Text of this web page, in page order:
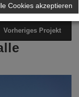
Nächstes Projekt
Vorheriges Projekt
Cookies akzeptieren